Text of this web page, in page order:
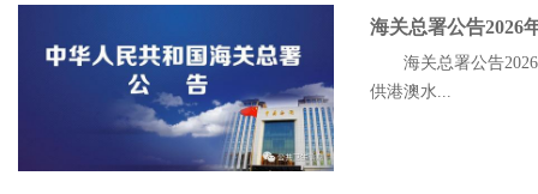
海关总署公告2026
海关总署公告
供港澳水...